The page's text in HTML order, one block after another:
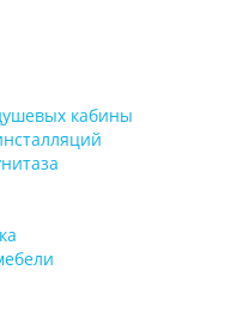
кабины